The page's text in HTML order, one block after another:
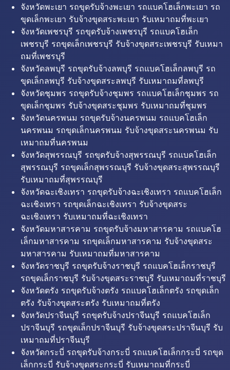
จังหวัดพะเยา รถขุดรับจ้างพะเยา รถแบคโฮเล็กพะเยา รถ
ขุดเล็กพะเยา รับจ้างขุดสระพะเยา รับเหมาถมที่พะเยา
จังหวัดเพชรบุรี รถขุดรับจ้างเพชรบุรี รถแบคโฮเล็ก
เพชรบุรี รถขุดเล็กเพชรบุรี รับจ้างขุดสระเพชรบุรี รับเหมา
ถมที่เพชรบุรี
จังหวัดลพบุรี รถขุดรับจ้างลพบุรี รถแบคโฮเล็กลพบุรี รถ
ขุดเล็กลพบุรี รับจ้างขุดสระลพบุรี รับเหมาถมที่ลพบุรี
จังหวัดชุมพร รถขุดรับจ้างชุมพร รถแบคโฮเล็กชุมพร รถ
ขุดเล็กชุมพร รับจ้างขุดสระชุมพร รับเหมาถมที่ชุมพร
จังหวัดนครพนม รถขุดรับจ้างนครพนม รถแบคโฮเล็ก
นครพนม รถขุดเล็กนครพนม รับจ้างขุดสระนครพนม รับ
เหมาถมที่นครพนม
จังหวัดสุพรรณบุรี รถขุดรับจ้างสุพรรณบุรี รถแบคโฮเล็ก
สุพรรณบุรี รถขุดเล็กสุพรรณบุรี รับจ้างขุดสระสุพรรณบุรี
รับเหมาถมที่สุพรรณบุรี
จังหวัดฉะเชิงเทรา รถขุดรับจ้างฉะเชิงเทรา รถแบคโฮเล็ก
ฉะเชิงเทรา รถขุดเล็กฉะเชิงเทรา รับจ้างขุดสระ
ฉะเชิงเทรา รับเหมาถมที่ฉะเชิงเทรา
จังหวัดมหาสารคาม รถขุดรับจ้างมหาสารคาม รถแบคโฮ
เล็กมหาสารคาม รถขุดเล็กมหาสารคาม รับจ้างขุดสระ
มหาสารคาม รับเหมาถมที่มหาสารคาม
จังหวัดราชบุรี รถขุดรับจ้างราชบุรี รถแบคโฮเล็กราชบุรี
รถขุดเล็กราชบุรี รับจ้างขุดสระราชบุรี รับเหมาถมที่ราชบุรี
จังหวัดตรัง รถขุดรับจ้างตรัง รถแบคโฮเล็กตรัง รถขุดเล็ก
ตรัง รับจ้างขุดสระตรัง รับเหมาถมที่ตรัง
จังหวัดปราจีนบุรี รถขุดรับจ้างปราจีนบุรี รถแบคโฮเล็ก
ปราจีนบุรี รถขุดเล็กปราจีนบุรี รับจ้างขุดสระปราจีนบุรี รับ
เหมาถมที่ปราจีนบุรี
จังหวัดกระบี่ รถขุดรับจ้างกระบี่ รถแบคโฮเล็กกระบี่ รถขุด
เล็กกระบี่ รับจ้างขุดสระกระบี่ รับเหมาถมที่กระบี่